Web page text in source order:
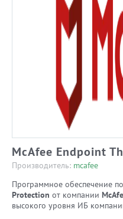
McAfee Endpoint
Производитель: mcafee
Программное обеспечение
Protection от компании
высокого уровня ИБ